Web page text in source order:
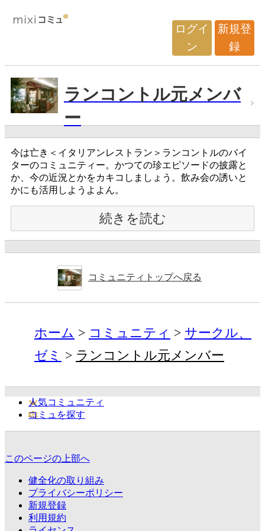
ログイ
ン
新規登
録
ランコントル元メンバ
ー
今は亡き＜イタリアンレストラン＞ランコントルのバイ
ターのコミュニティー。かつての珍エピソードの披露と
か、今の近況とかをカキコしましょう。飲み会の誘いと
かにも活用しようよよん。
続きを読む
コミュニティトップへ戻る
ホーム コミュニティ
サークル、
ゼミ
ランコントル元メンバー
人気コミュニティ
コミュを探す
このページの上部へ
健全化の取り組み
プライバシーポリシー
新規登録
利用規約